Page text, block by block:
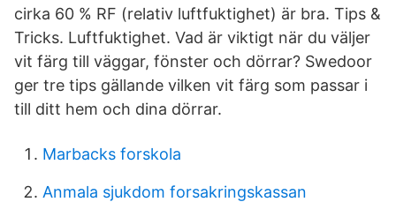
cirka 60 % RF (relativ luftfuktighet) är bra. Tips &
Tricks. Luftfuktighet. Vad är viktigt när du väljer
vit färg till väggar, fönster och dörrar? Swedoor
ger tre tips gällande vilken vit färg som passar i
till ditt hem och dina dörrar.
Marbacks forskola
Anmala sjukdom forsakringskassan